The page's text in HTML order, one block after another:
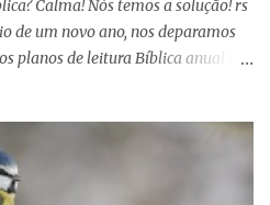
Calma! Nós temos a solução! rs
de um novo ano, nos deparamos
planos de leitura Bíblica anual e
que muitas vezes recebem os
várias coisas, ou então
se passaram e você não iniciou